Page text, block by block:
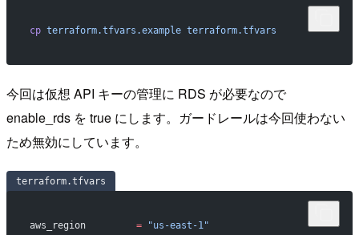
cp terraform.tfvars.example terraform.tfvars
今回は仮想 API キーの管理に RDS が必要なので
enable_rds を true にします。ガードレールは今回使わない
ため無効にしています。
terraform.tfvars
aws_region
         =
"us-east-1"